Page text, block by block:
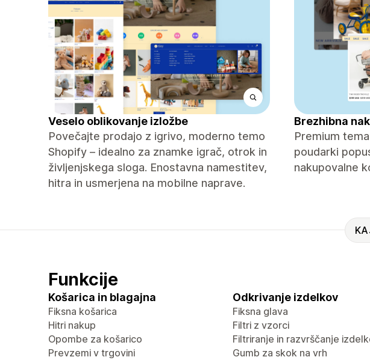
Veselo oblikovanje izložbe
Povečajte prodajo z igrivo, moderno temo
Shopify – idealno za znamke igrač, otrok in
življenjskega sloga. Enostavna namestitev,
hitra in usmerjena na mobilne naprave.
Brezhibna
Premium
poudarki
nakupovalne
Funkcije
Košarica in blagajna
Fiksna košarica
Hitri nakup
Opombe za košarico
Prevzemi v trgovini
Odkrivanje izdelkov
Fiksna glava
Filtri z vzorci
Filtriranje in razvrščanje
Gumb za skok na vrh